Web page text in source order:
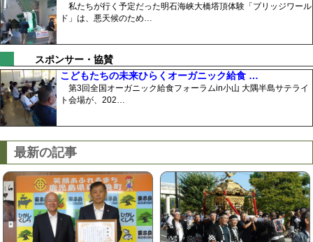
私たちが行く予定だった明石海峡大橋塔頂体験「ブリッジワール
ド」は、悪天候のため…
スポンサー・協賛
こどもたちの未来ひらくオーガニック給食 …
第3回全国オーガニック給食フォーラムin小山 大隅半島サテライ
ト会場が、202…
最新の記事